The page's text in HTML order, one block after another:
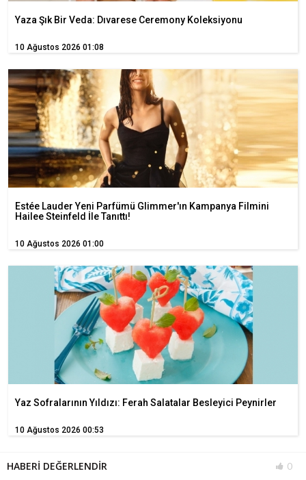
Yaza Şık Bir Veda: Dıvarese Ceremony Koleksiyonu
10 Ağustos 2026 01:08
Estée Lauder Yeni Parfümü Glimmer'ın Kampanya Filmini
Hailee Steinfeld İle Tanıttı!
10 Ağustos 2026 01:00
Yaz Sofralarının Yıldızı: Ferah Salatalar Besleyici Peynirler
10 Ağustos 2026 00:53
HABERİ DEĞERLENDİR 0